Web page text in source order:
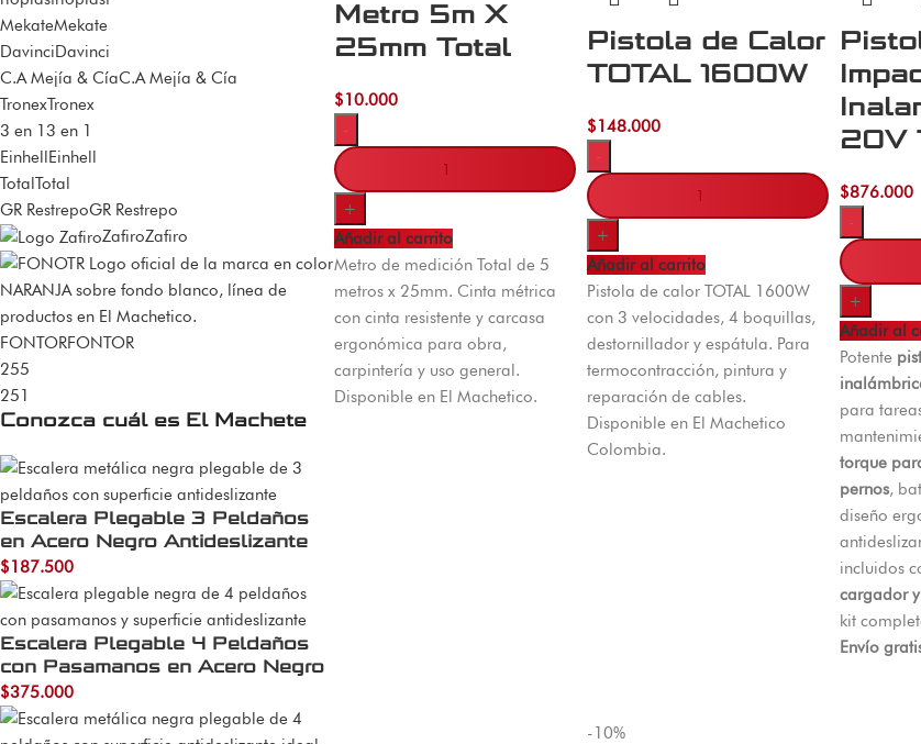
MekateMekate
DavinciDavinci
C.A Mejía & CíaC.A Mejía & Cía
TronexTronex
3 en 1 3 en 1
EinhellEinhell
TotalTotal
GR RestrepoGR Restrepo
ZafiroZafiro
FONTORFONTOR
255
251
Conozca cuál es El Machete
Escalera Plegable 3 Peldaños
en Acero Negro Antideslizante
$187.500
Escalera Plegable 4 Peldaños
con Pasamanos en Acero Negro
$375.000
Metro 5m X
25mm Total
$10.000
-
+
Añadir al carrito
Metro de medición Total de 5
metros x 25mm. Cinta métrica
con cinta resistente y carcasa
ergonómica para obra,
carpintería y uso general.
Disponible en El Machetico.
Pistola de Calor
TOTAL 1600W
$148.000
-
+
Añadir al carrito
Pistola de calor TOTAL 1600W
con 3 velocidades, 4 boquillas,
destornillador y espátula. Para
termocontracción, pintura y
reparación de cables.
Disponible en El Machetico
Colombia.
20V
$876.000
-
+
Añadir al
Potente
para
torque
pernos,
diseño
incluidos
cargador
kit
Envío
-10%